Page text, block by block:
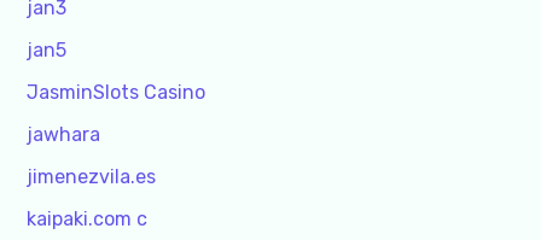
jan3
jan5
JasminSlots Casino
jawhara
jimenezvila.es
kaipaki.com c